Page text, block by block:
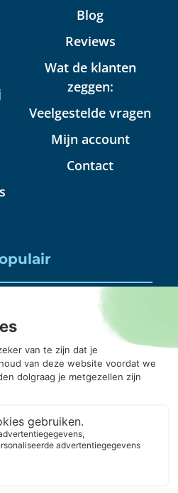
Blog
Reviews
Wat de klanten
zeggen:
Veelgestelde vragen
Mijn account
Contact
huren
mag daar alles in?
gebruik je die?